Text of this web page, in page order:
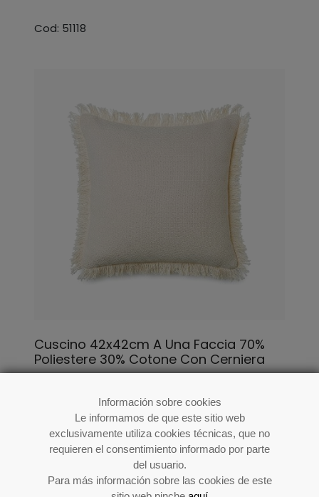
Información sobre cookies
Le informamos de que este sitio web
exclusivamente utiliza cookies técnicas, que no
requieren el consentimiento informado por parte
del usuario.
Para más información sobre las cookies de este
Cod: 51118
Cuscino 42x42cm A Una Faccia 70%
Poliestere 30% Cotone Con Cerniera